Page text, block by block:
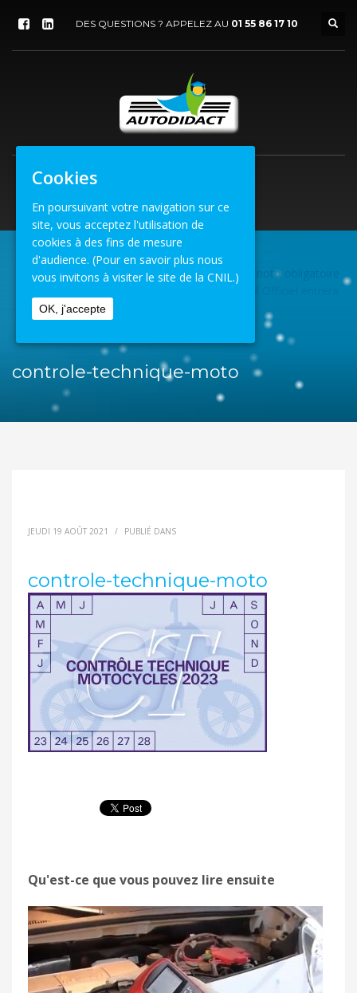
DES QUESTIONS ? APPELEZ AU 01 55 86 17 10
ACCUEIL Formation»Le contrôle technique moto obligatoire
en vigueur le 1er janvier 2023....
controle-technique-moto
JEUDI 19 AOÛT 2021 / PUBLIÉ DANS
controle-technique-moto
Qu'est-ce que vous pouvez lire ensuite
Cookies
En poursuivant votre navigation sur ce
site, vous acceptez l'utilisation de
cookies à des fins de mesure
d'audience. (Pour en savoir plus nous
vous invitons à visiter le site de la CNIL.)
OK, j'accepte